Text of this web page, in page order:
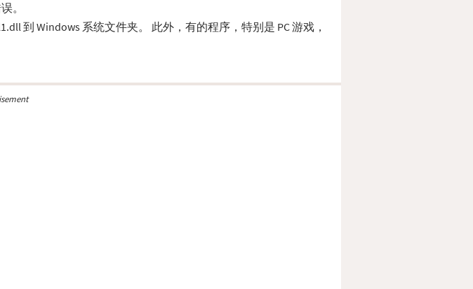
。
到 Windows 系统文件夹。 此外，有的程序，特别是 PC 游戏，